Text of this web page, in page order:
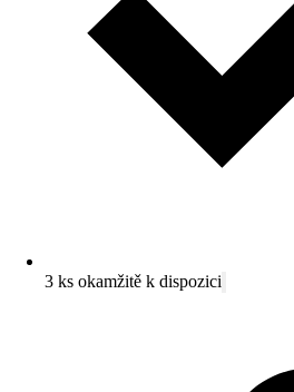
3 ks okamžitě k dispozici